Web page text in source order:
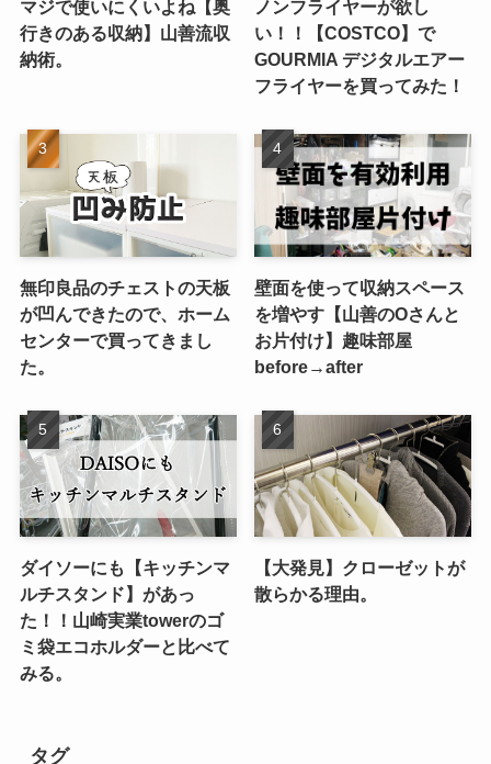
マジで使いにくいよね【奥
行きのある収納】山善流収
納術。
ノンフライヤーが欲し
い！！【COSTCO】で
GOURMIA デジタルエアー
フライヤーを買ってみた！
無印良品のチェストの天板
が凹んできたので、ホーム
センターで買ってきまし
た。
壁面を使って収納スペース
を増やす【山善のOさんと
お片付け】趣味部屋
before→after
ダイソーにも【キッチンマ
ルチスタンド】があっ
た！！山崎実業towerのゴ
ミ袋エコホルダーと比べて
みる。
【大発見】クローゼットが
散らかる理由。
タグ